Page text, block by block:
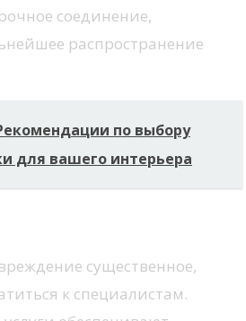
соединение,
распространение
по выбору
для вашего интерьера
существенное,
к специалистам.